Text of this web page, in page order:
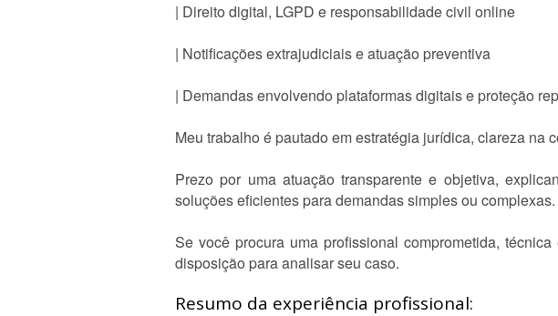
| Direito digital, LGPD e responsabilidade civil online
| Notificações extrajudiciais e atuação preventiva
| Demandas envolvendo plataformas digitais e proteção
Meu trabalho é pautado em estratégia jurídica, clareza
Prezo por uma atuação transparente e objetiva,
soluções eficientes para demandas simples ou complexas.
Se você procura uma profissional comprometida,
disposição para analisar seu caso.
Resumo da experiência profissional: